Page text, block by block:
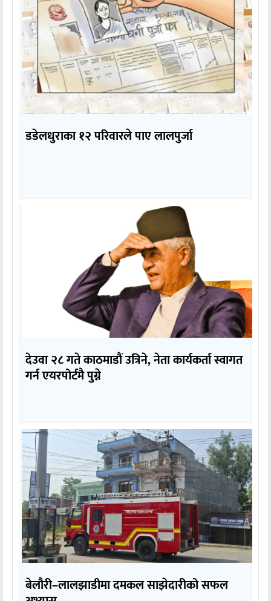
डडेलधुराका १२ परिवारले पाए लालपुर्जा
देउवा २८ गते काठमाडौं उत्रिने, नेता कार्यकर्ता स्वागत
गर्न एयरपोर्टमै पुग्ने
बेलौरी–लालझाडीमा दमकल साझेदारीको सफल